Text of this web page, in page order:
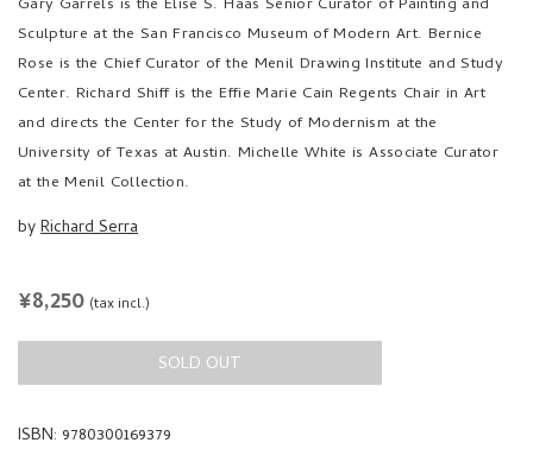
Sculpture at the San Francisco Museum of Modern Art. Bernice
Rose is the Chief Curator of the Menil Drawing Institute and Study
Center. Richard Shiff is the Effie Marie Cain Regents Chair in Art
and directs the Center for the Study of Modernism at the
University of Texas at Austin. Michelle White is Associate Curator
at the Menil Collection.
byRichard Serra
REGULAR
¥8,250 (tax incl.)
SOLD OUT
ISBN: 9780300169379